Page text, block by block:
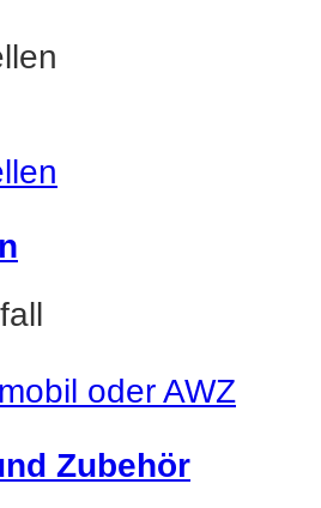
oder AWZ
Zubehör